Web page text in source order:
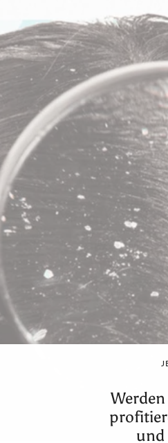
Werden
und